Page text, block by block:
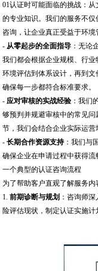
01认证时可能面临的挑战：
的专业知识。我们的服务不
咨询，让企业真正受益于环境
-从零起步的全面指导 ：无论
我们都会根据企业规模、行
环境评估到体系设计，再到
确保每一步都符合标准要求。
-应对审核的实战经验：我们
够预判并规避审核中的常见
节，我们会结合企业实际运营
-长期合作资源支持：我们与
确保企业在申请过程中获得流
一个典型的认证咨询流程
为了帮助客户直观了解服务内
1.前期诊断与规划 ：咨询师
险评估现状，制定认证实施计